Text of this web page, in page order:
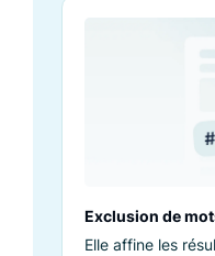
Exclusion de
Elle affine les